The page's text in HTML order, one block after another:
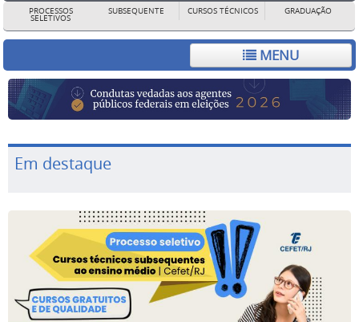
PROCESSOS
SELETIVOS
SUBSEQUENTE CURSOS TÉCNICOS GRADUAÇÃO
MENU
Em destaque